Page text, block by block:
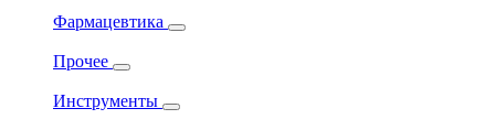
Фармацевтика
Прочее
Инструменты